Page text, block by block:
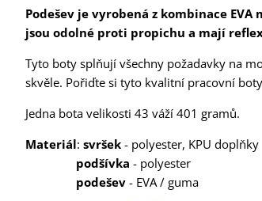
Podešev je vyrobená z kombinace
jsou odolné proti propichu a mají
Tyto boty splňují všechny požadavky na
skvěle. Pořiďte si tyto kvalitní pracovní
Jedna bota velikosti 43 váží 401 gramů.
Materiál: svršek - polyester, KPU doplňky
podšívka - polyester
podešev - EVA / guma